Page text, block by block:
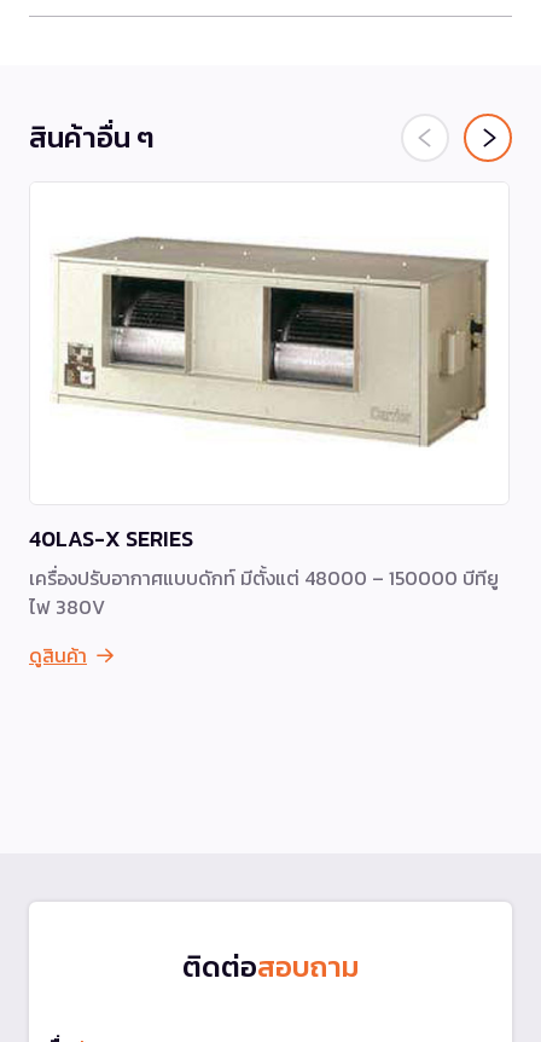
สินค้าอื่น ๆ
40LAS-X SERIES
เครื่องปรับอากาศแบบดักท์ มีตั้งแต่ 48000 – 150000 บีทียู
ไฟ 380V
ดูสินค้า
ติดต่อสอบถาม